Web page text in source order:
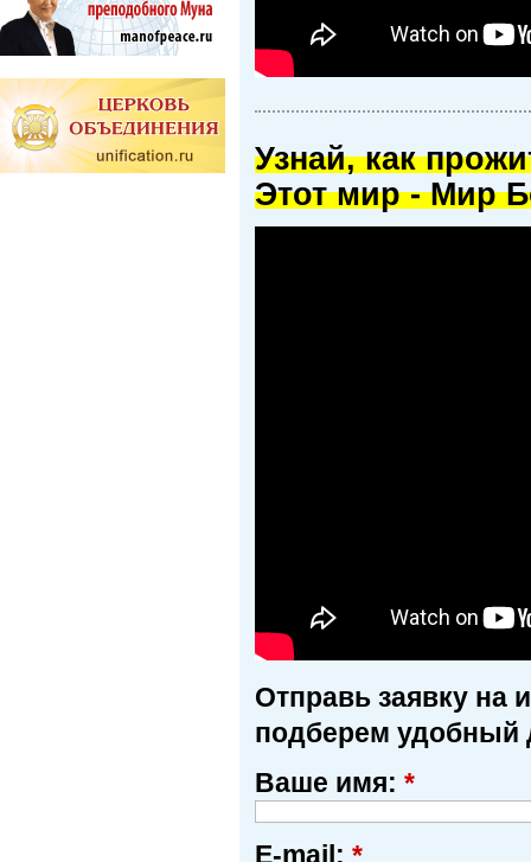
Узнай, как
Этот мир - Мир
Отправь заявку на
подберем удобный
Ваше имя: *
E-mail: *